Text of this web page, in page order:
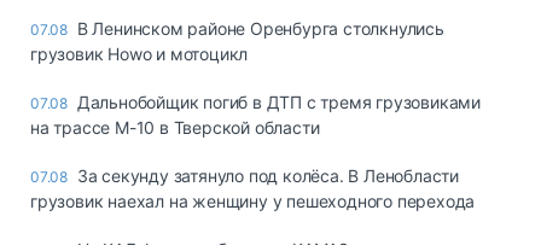
07.08 В Ленинском районе Оренбурга столкнулись
грузовик Howo и мотоцикл
07.08 Дальнобойщик погиб в ДТП с тремя грузовиками
на трассе М-10 в Тверской области
07.08 За секунду затянуло под колёса. В Ленобласти
грузовик наехал на женщину у пешеходного перехода